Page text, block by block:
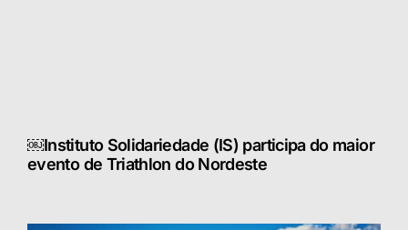
￼Instituto Solidariedade (IS) participa do maior
evento de Triathlon do Nordeste